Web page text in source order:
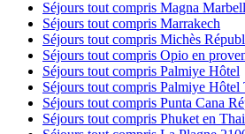
Séjours tout compris Magna
Séjours tout compris Marrakech
Séjours tout compris Michès
Séjours tout compris Opio en
Séjours tout compris Palmiye Hôtel
Séjours tout compris Palmiye Hôtel
Séjours tout compris Punta Cana
Séjours tout compris Phuket en